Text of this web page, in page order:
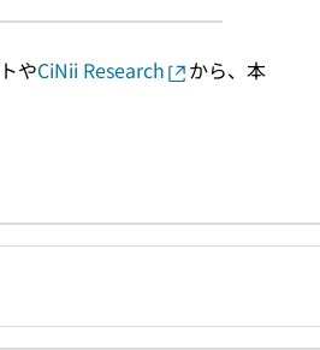
やCiNii Research
から、本